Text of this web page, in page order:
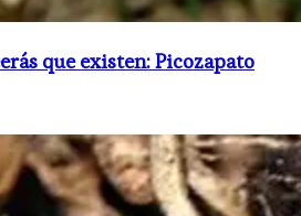
que existen: Picozapato